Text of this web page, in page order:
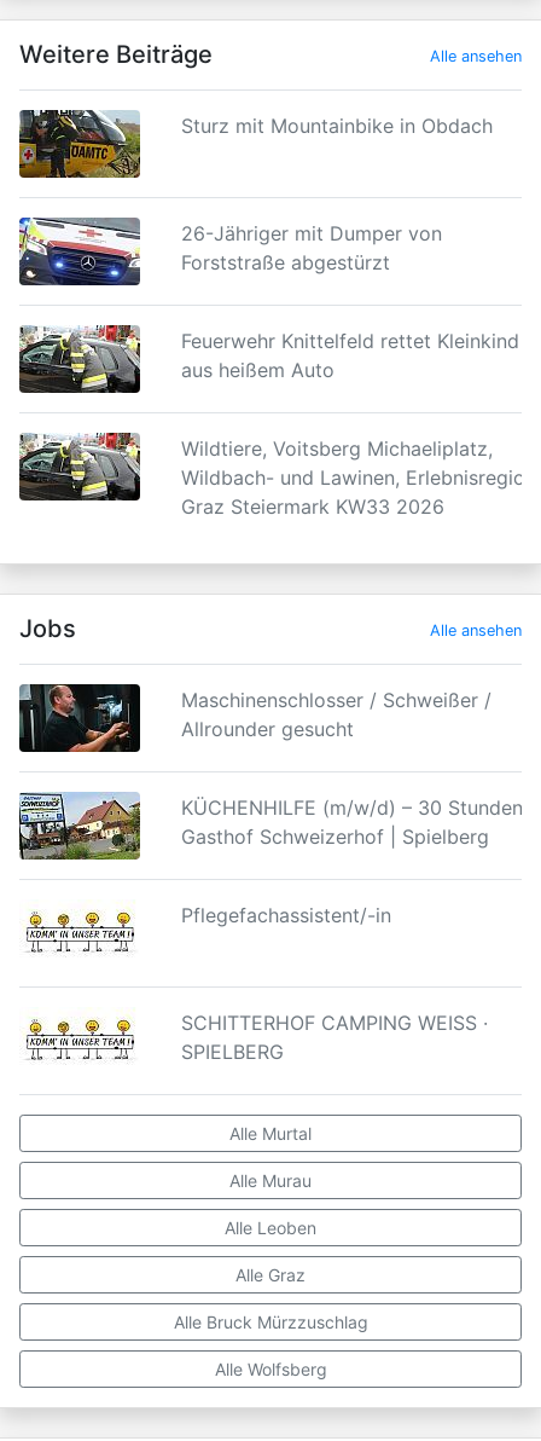
Weitere Beiträge Alle ansehen
Sturz mit Mountainbike in Obdach
26-Jähriger mit Dumper von
Forststraße abgestürzt
Feuerwehr Knittelfeld rettet Kleinkind
aus heißem Auto
Wildtiere, Voitsberg Michaeliplatz,
Wildbach- und Lawinen, Erlebnisregion
Graz Steiermark KW33 2026
Jobs Alle ansehen
Maschinenschlosser / Schweißer /
Allrounder gesucht
KÜCHENHILFE (m/w/d) – 30 Stunden |
Gasthof Schweizerhof | Spielberg
Pflegefachassistent/-in
SCHITTERHOF CAMPING WEISS ·
SPIELBERG
Alle Murtal
Alle Murau
Alle Leoben
Alle Graz
Alle Bruck Mürzzuschlag
Alle Wolfsberg